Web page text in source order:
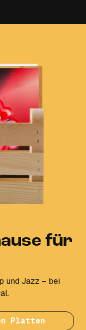
für
und Jazz – bei
Platten